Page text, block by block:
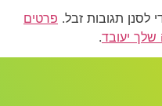
פרטים
שלך יעובד.